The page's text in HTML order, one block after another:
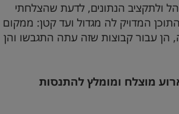
ולתקציב הנתונים, לדעת שהצלחתי
המדויק לה מגדול ועד קטן: ממקום
עבור קבוצות שזה עתה התגבשו והן
מוצלח ומומלץ להתנסות